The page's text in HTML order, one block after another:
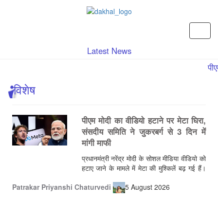
Latest News
विशेष
पीएम मोदी का वीडियो हटाने पर मेटा घिरा,
संसदीय समिति ने जुकरबर्ग से 3 दिन में
मांगी माफी
प्रधानमंत्री नरेंद्र मोदी के सोशल मीडिया वीडियो को
हटाए जाने के मामले में मेटा की मुश्किलें बढ़ गई हैं।
तीन दिनों के भीतर बिना शर्त माफी मांगने को कहा है।
Patrakar Priyanshi Chaturvedi 5 August 2026